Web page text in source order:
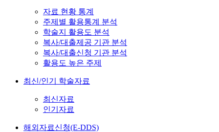
자료 현황 통계
주제별 활용통계 분석
학술지 활용도 분석
복사/대출제공 기관 분석
복사/대출신청 기관 분석
활용도 높은 주제
최신/인기 학술자료
최신자료
인기자료
해외자료신청(E-DDS)